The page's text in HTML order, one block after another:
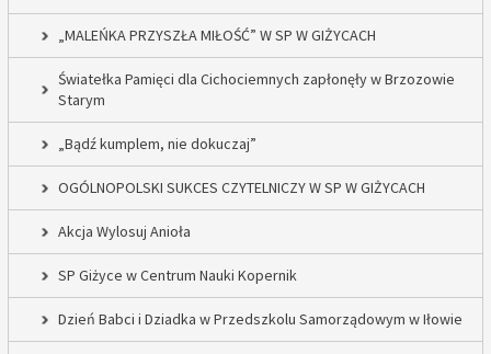
„MALEŃKA PRZYSZŁA MIŁOŚĆ” W SP W GIŻYCACH
Światełka Pamięci dla Cichociemnych zapłonęły w Brzozowie
Starym
„Bądź kumplem, nie dokuczaj”
OGÓLNOPOLSKI SUKCES CZYTELNICZY W SP W GIŻYCACH
Akcja Wylosuj Anioła
SP Giżyce w Centrum Nauki Kopernik
Dzień Babci i Dziadka w Przedszkolu Samorządowym w Iłowie